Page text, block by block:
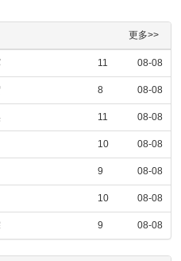
更多>>
11 08-08
8 08-08
11 08-08
10 08-08
9 08-08
10 08-08
9 08-08